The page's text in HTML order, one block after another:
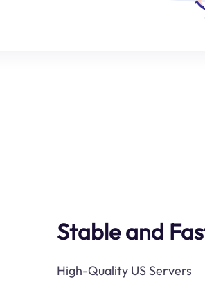
Stable and
High-Quality US Servers